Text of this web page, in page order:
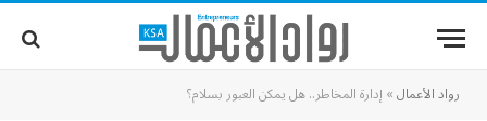
رواد الأعمال» إدارة المخاطر.. هل يمكن العبور بسلام؟